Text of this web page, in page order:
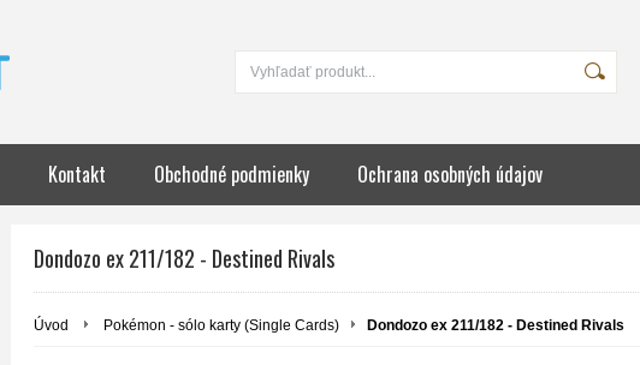
Kontakt Obchodné podmienky Ochrana osobných údajov
Dondozo ex 211/182 - Destined Rivals
Úvod Pokémon - sólo karty (Single Cards) Dondozo ex 211/182 - Destined Rivals